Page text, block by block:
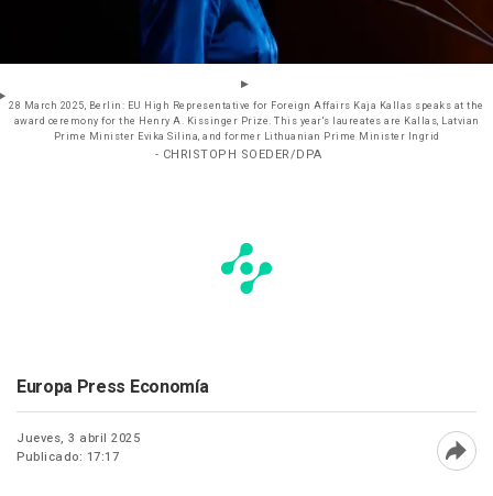
28 March 2025, Berlin: EU High Representative for Foreign Affairs Kaja Kallas speaks at the
award ceremony for the Henry A. Kissinger Prize. This year's laureates are Kallas, Latvian
Prime Minister Evika Silina, and former Lithuanian Prime Minister Ingrid
- CHRISTOPH SOEDER/DPA
Europa Press Economía
Jueves, 3 abril 2025
Publicado: 17:17